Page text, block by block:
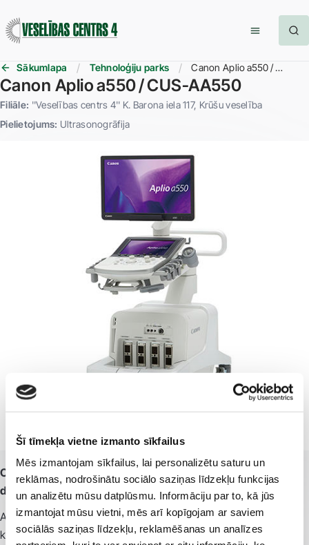
Šī tīmekļa vietne izmanto sīkfailus
Mēs izmantojam sīkfailus, lai personalizētu saturu un
reklāmas, nodrošinātu sociālo saziņas līdzekļu funkcijas
un analizētu mūsu datplūsmu. Informāciju par to, kā jūs
izmantojat mūsu vietni, mēs arī kopīgojam ar saviem
sociālās saziņas līdzekļu, reklamēšanas un analīzes
Sākumlapa Tehnoloģiju parks Canon Aplio a550 / CUS‑AA550
Canon Aplio a550 / CUS‑AA550
Filiāle: ''Veselības centrs 4'' K. Barona iela 117 Krūšu veselība
Pielietojums: Ultrasonogrāfija
Canon Aplio a550 / CUS‑AA550 – uzticama un
daudzpusīga ultrasonogrāfijas iekārta
Augstākās klases risinājums, kas apvieno profesionālu attēlu
kvalitāti, elastīgu konfigurāciju un efektīvu darba plūsmu